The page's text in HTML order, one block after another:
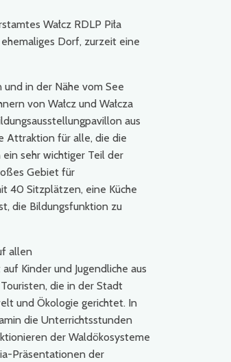
Wałcz RDLP Piła
Dorf, zurzeit eine
in der Nähe vom See
von Wałcz und Wałcza
aus
Attraktion für alle, die die
sehr wichtiger Teil der
Gebiet für
40 Sitzplätzen, eine Küche
die Bildungsfunktion zu
allen
Kinder und Jugendliche aus
die in der Stadt
und Ökologie gerichtet. In
die Unterrichtsstunden
der Waldökosysteme
Präsentationen der